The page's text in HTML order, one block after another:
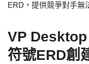
ERD，提供競爭對手無
VP
符號ERD創